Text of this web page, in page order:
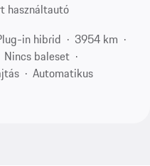
használtautó
in hibrid
3954 km
Nincs baleset
Automatikus